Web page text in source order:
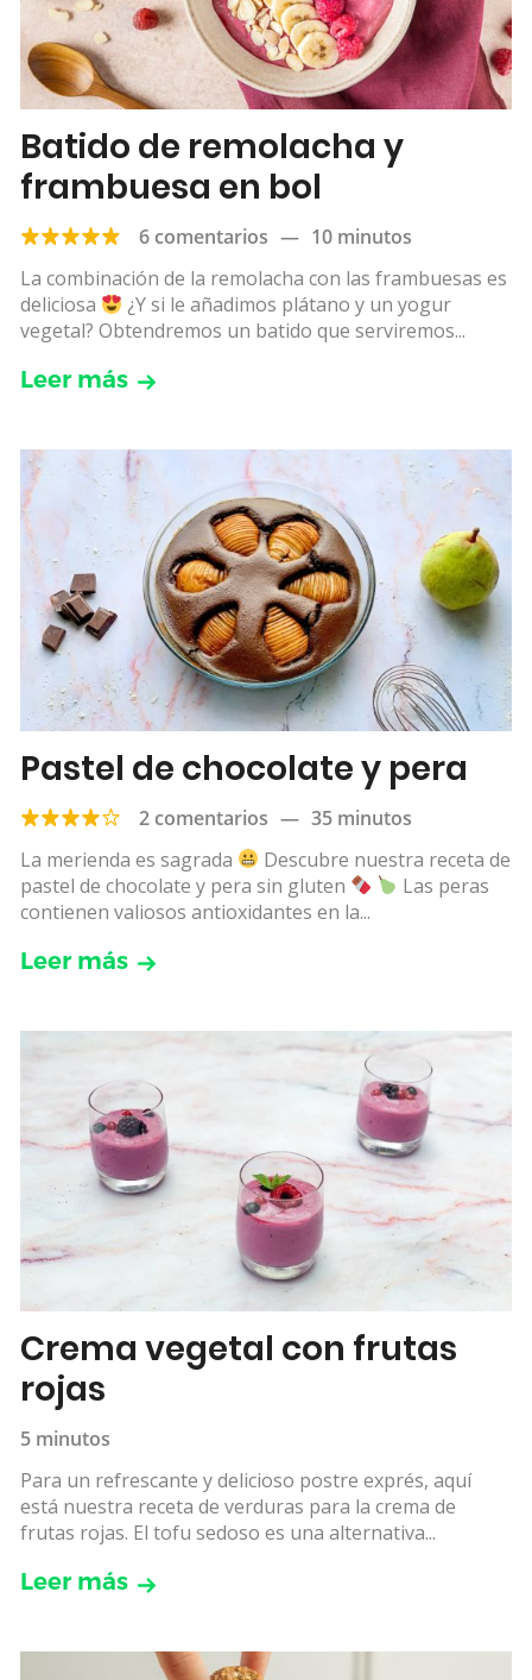
Batido de remolacha y
frambuesa en bol
6 comentarios — 10 minutos
La combinación de la remolacha con las frambuesas es
deliciosa
¿Y si le añadimos plátano y un yogur
vegetal? Obtendremos un batido que serviremos...
Leer más
Pastel de chocolate y pera
2 comentarios — 35 minutos
La merienda es sagrada
Descubre nuestra receta de
pastel de chocolate y pera sin gluten
Las peras
contienen valiosos antioxidantes en la...
Leer más
Crema vegetal con frutas
rojas
5 minutos
Para un refrescante y delicioso postre exprés, aquí
está nuestra receta de verduras para la crema de
frutas rojas. El tofu sedoso es una alternativa...
Leer más